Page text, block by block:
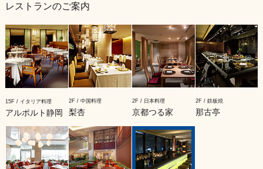
レストランのご案内
15F / イタリア料理
アルポルト静岡
2F / 中国料理
梨杏
2F / 日本料理
京都つる家
2F / 鉄板焼
那古亭